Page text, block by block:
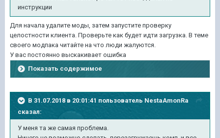
инструкции
Для начала удалите моды, затем запустите проверку
целостности клиента. Проверьте как будет идти загрузка. В теме
своего модпака читайте на что люди жалуются.
У вас постоянно выскакивает ошибка
Показать содержимое
В 31.07.2018 в 20:01:41 пользователь NestaAmonRa
сказал:
У меня та же самая проблема.